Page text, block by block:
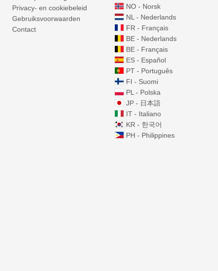
Privacy- en cookiebeleid
Gebruiksvoorwaarden
Contact
NO - Norsk
NL - Nederlands
FR - Français
BE - Nederlands
BE - Français
ES - Español
PT - Português
FI - Suomi
PL - Polska
JP - 日本語
IT - Italiano
KR - 한국어
PH - Philippines